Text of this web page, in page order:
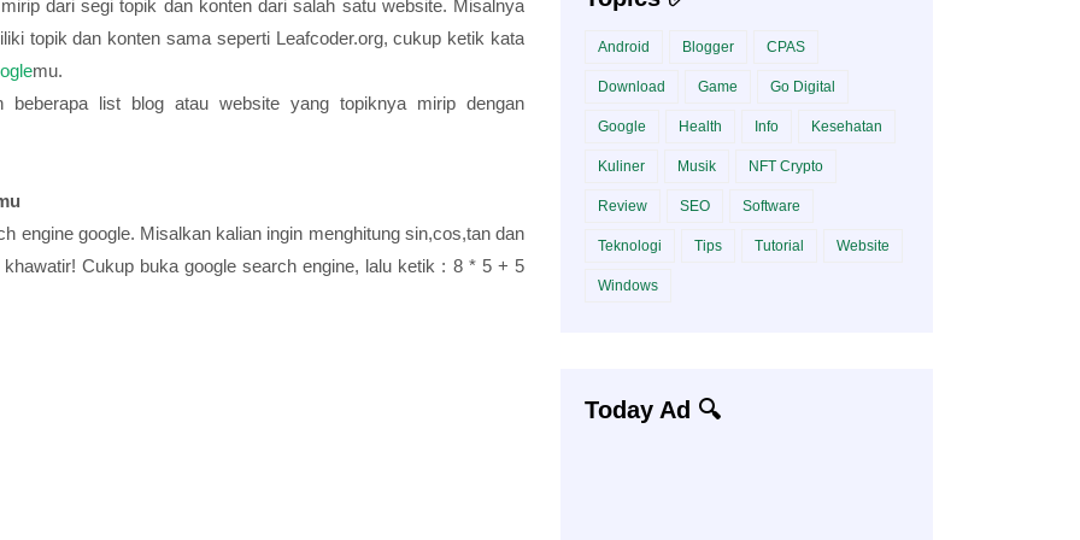
dari segi topik dan konten dari salah satu website. Misalnya
topik dan konten sama seperti Leafcoder.org, cukup ketik kata
mu.
beberapa list blog atau website yang topiknya mirip dengan
engine google. Misalkan kalian ingin menghitung sin,cos,tan dan
Cukup buka google search engine, lalu ketik : 8 * 5 + 5
Android Blogger CPAS
Download Game Go Digital
Google Health Info Kesehatan
Kuliner Musik NFT Crypto
Review SEO Software
Teknologi Tips Tutorial Website
Windows
Today Ad 🔍